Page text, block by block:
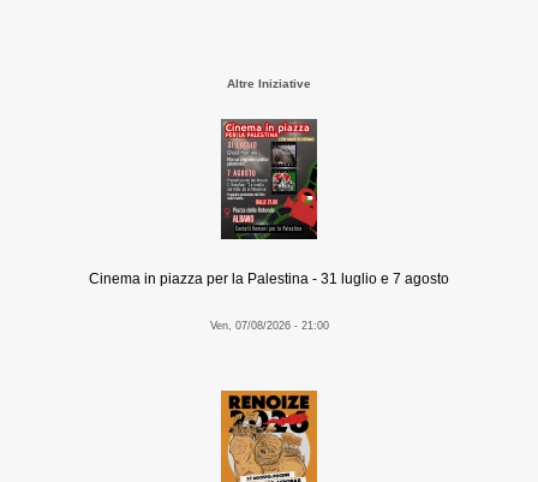
Altre Iniziative
Cinema in piazza per la Palestina - 31 luglio e 7 agosto
Ven, 07/08/2026 - 21:00